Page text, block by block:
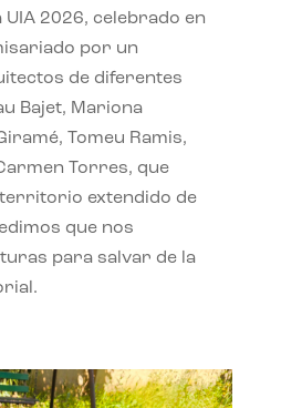
2026, celebrado en
por un
de diferentes
Bajet, Mariona
Tomeu Ramis,
Torres, que
extendido de
que nos
para salvar de la